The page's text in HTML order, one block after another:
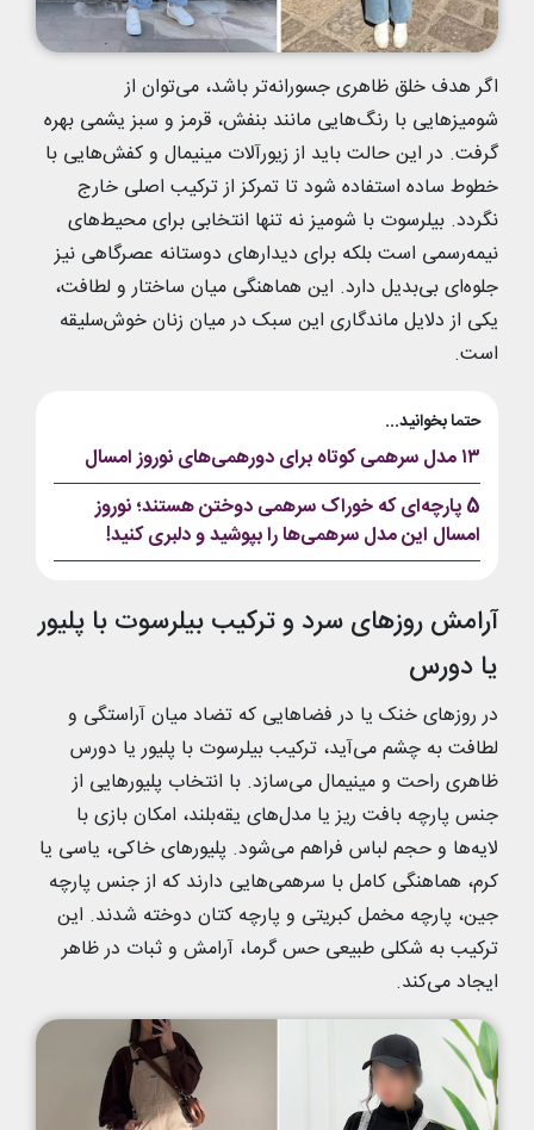
اگر هدف خلق ظاهری جسورانه‌تر باشد، می‌توان از
شومیزهایی با رنگ‌هایی مانند بنفش، قرمز و سبز یشمی بهره
گرفت. در این حالت باید از زیورآلات مینیمال و کفش‌هایی با
خطوط ساده استفاده شود تا تمرکز از ترکیب اصلی خارج
نگردد. بیلرسوت با شومیز نه تنها انتخابی برای محیط‌های
نیمه‌رسمی است بلکه برای دیدارهای دوستانه عصرگاهی نیز
جلوه‌ای بی‌بدیل دارد. این هماهنگی میان ساختار و لطافت،
یکی از دلایل ماندگاری این سبک در میان زنان خوش‌سلیقه
است.
حتما بخوانید...
۱۳ مدل سرهمی کوتاه برای دورهمی‌های نوروز امسال
5 پارچه‌ای که خوراک سرهمی دوختن هستند؛ نوروز
امسال این مدل سرهمی‌ها را بپوشید و دلبری کنید!
آرامش روزهای سرد و ترکیب بیلرسوت با پلیور
یا دورس
در روزهای خنک یا در فضاهایی که تضاد میان آراستگی و
لطافت به چشم می‌آید، ترکیب بیلرسوت با پلیور یا دورس
ظاهری راحت و مینیمال می‌سازد. با انتخاب پلیورهایی از
جنس پارچه بافت ریز یا مدل‌های یقه‌بلند، امکان بازی با
لایه‌ها و حجم لباس فراهم می‌شود. پلیورهای خاکی، یاسی یا
کرم، هماهنگی کامل با سرهمی‌هایی دارند که از جنس پارچه
جین، پارچه مخمل کبریتی و پارچه کتان دوخته شدند. این
ترکیب به شکلی طبیعی حس گرما، آرامش و ثبات در ظاهر
ایجاد می‌کند.